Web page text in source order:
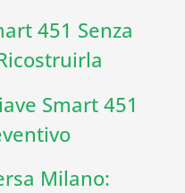
451 Senza
Smart 451
Milano: